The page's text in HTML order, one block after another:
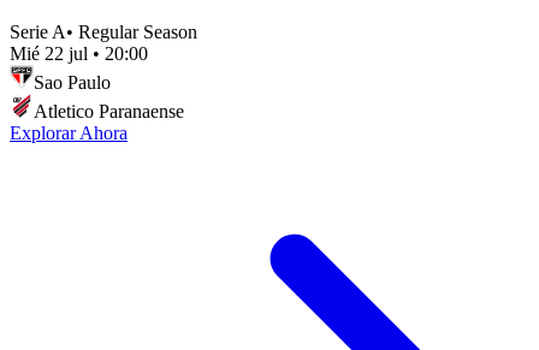
Serie A• Regular Season
Mié 22 jul • 20:00
Sao Paulo
Atletico Paranaense
Explorar Ahora